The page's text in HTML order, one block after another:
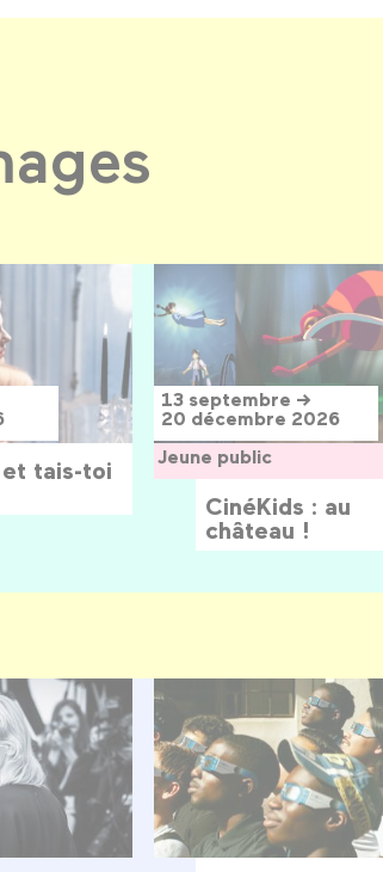
tais-toi
13 septembre →
20 décembre 2026
Jeune public
CinéKids : au
château !